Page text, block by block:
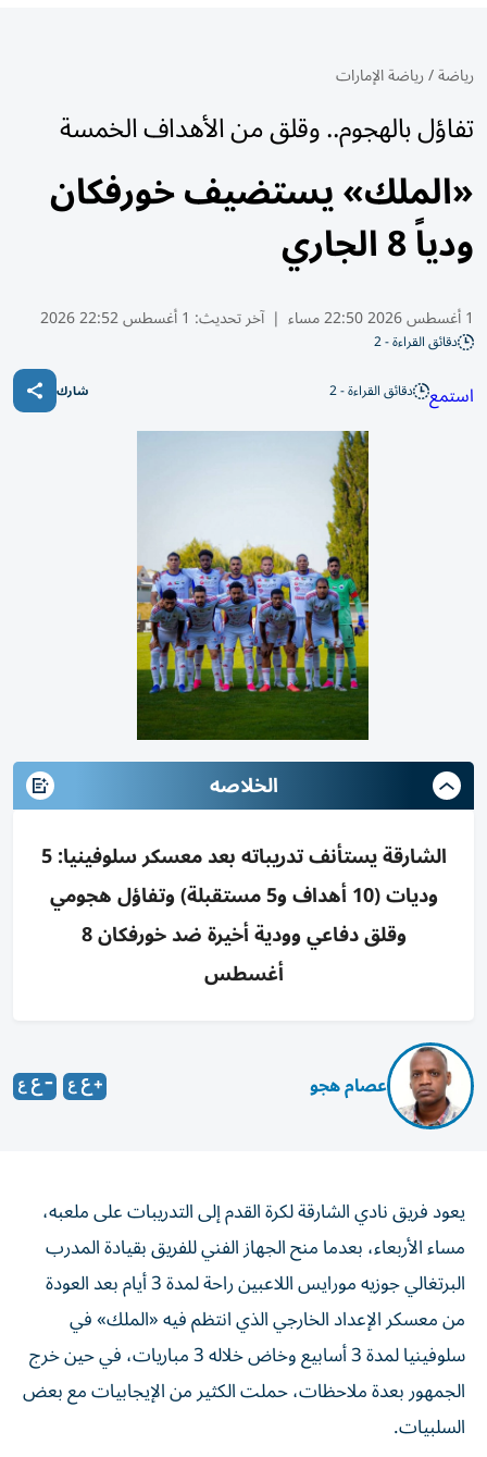
رياضة/رياضة الإمارات
تفاؤل بالهجوم.. وقلق من الأهداف الخمسة
«الملك» يستضيف خورفكان
ودياً 8 الجاري
1 أغسطس 2026 22:50 مساء | آخر تحديث: 1 أغسطس 22:52 2026
دقائق القراءة - 2
استمع دقائق القراءة - 2 شارك
الخلاصه
الشارقة يستأنف تدريباته بعد معسكر سلوفينيا: 5
وديات (10 أهداف و5 مستقبلة) وتفاؤل هجومي
وقلق دفاعي وودية أخيرة ضد خورفكان 8
أغسطس
عصام هجو
مساء الأربعاء، بعدما منح الجهاز الفني للفريق بقيادة المدرب
البرتغالي جوزيه مورايس اللاعبين راحة لمدة 3 أيام بعد العودة
من معسكر الإعداد الخارجي الذي انتظم فيه «الملك» في
سلوفينيا لمدة 3 أسابيع وخاض خلاله 3 مباريات، في حين خرج
الجمهور بعدة ملاحظات، حملت الكثير من الإيجابيات مع بعض
السلبيات.